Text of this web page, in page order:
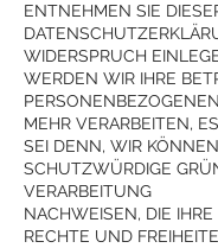
ENTNEHMEN SIE
WIDERSPRUCH
WERDEN WIR IHRE
MEHR VERARBEITEN, ES
SEI DENN, WIR
SCHUTZWÜRDIGE
VERARBEITUNG
NACHWEISEN, DIE
RECHTE UND